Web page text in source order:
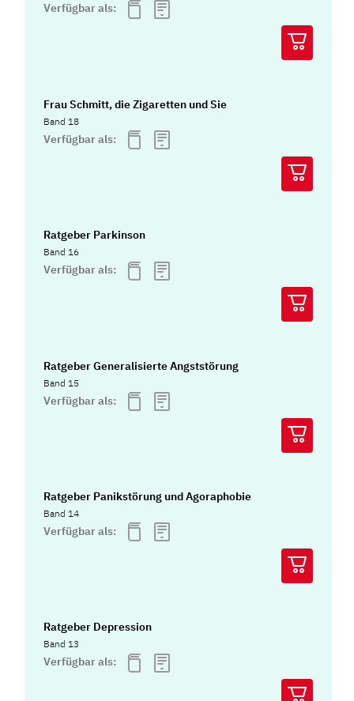
Verfügbar als:
Frau Schmitt, die Zigaretten und Sie
Band 18
Verfügbar als:
Ratgeber Parkinson
Band 16
Verfügbar als:
Ratgeber Generalisierte Angststörung
Band 15
Verfügbar als:
Ratgeber Panikstörung und Agoraphobie
Band 14
Verfügbar als:
Ratgeber Depression
Band 13
Verfügbar als: